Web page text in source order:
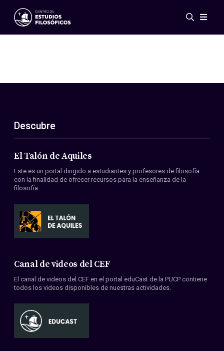
Eventos
ES
EN
Acerca de nosotros
Miembros
Convenios
Descubre
El Talón de Aquiles
Este es un portal dirigido a estudiantes y profesores de filosofía
con la finalidad de ofrecer recursos para la enseñanza de la
filosofía.
Canal de videos del CEF
El canal de videos del CEF en el portal eduCast de la PUCP contiene
todos los videos disponibles de nuestras actividades.